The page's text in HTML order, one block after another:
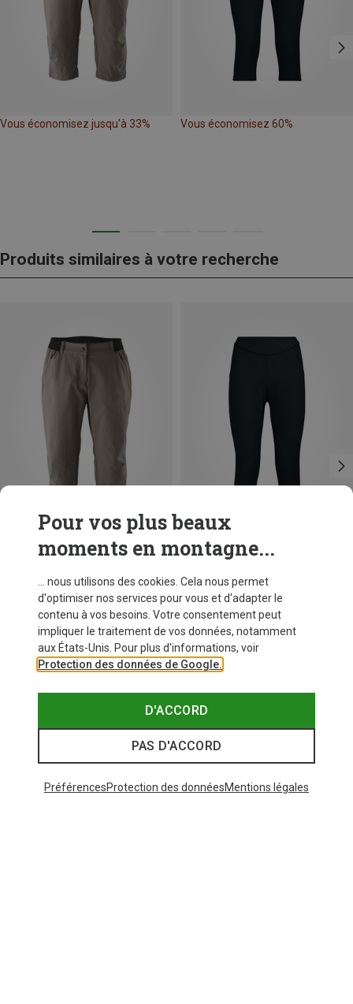
Vous économisez jusqu'à 33% Vous économisez 60%
Produits similaires à votre recherche
Vous économisez jusqu'à 33% Vous économisez 60%
Pour vos plus beaux
moments en montagne...
... nous utilisons des cookies. Cela nous permet
d'optimiser nos services pour vous et d'adapter le
contenu à vos besoins. Votre consentement peut
impliquer le traitement de vos données, notamment
aux États-Unis. Pour plus d'informations, voir
Protection des données de Google.
D'ACCORD
PAS D'ACCORD
PréférencesProtection des donnéesMentions légales